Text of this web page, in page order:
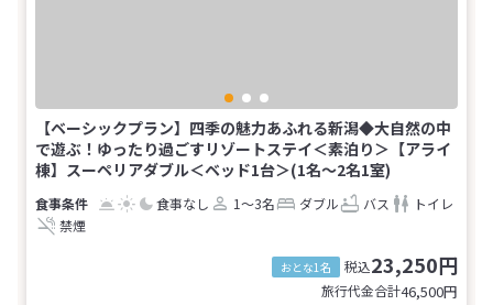
【ベーシックプラン】四季の魅力あふれる新潟◆大自然の中
で遊ぶ！ゆったり過ごすリゾートステイ＜素泊り＞【アライ
棟】スーペリアダブル＜ベッド1台＞(1名～2名1室)
食事なし 1～3名 ダブル バス
トイレ
禁煙
おとな1名 税込23,250円
旅行代金合計46,500円